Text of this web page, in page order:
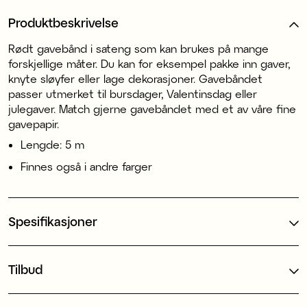
Produktbeskrivelse
Rødt gavebånd i sateng som kan brukes på mange
forskjellige måter. Du kan for eksempel pakke inn gaver,
knyte sløyfer eller lage dekorasjoner. Gavebåndet
passer utmerket til bursdager, Valentinsdag eller
julegaver. Match gjerne gavebåndet med et av våre fine
gavepapir.
Lengde: 5 m
Finnes også i andre farger
Spesifikasjoner
Tilbud